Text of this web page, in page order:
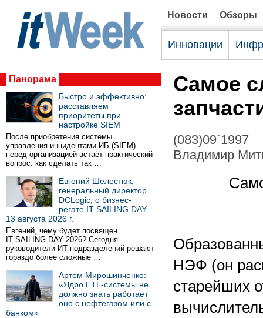
Новости Обзоры
Инновации
Панорама
Быстро и эффективно:
расставляем
приоритеты при
настройке SIEM
После приобретения системы
управления инцидентами ИБ (SIEM)
перед организацией встаёт практический
вопрос: как сделать так …
Евгений Шелестюк,
генеральный директор
DCLogic, о бизнес-
регате IT SAILING DAY,
13 августа 2026 г.
Евгений, чему будет посвящен
IT SAILING DAY 2026? Сегодня
руководители ИТ-подразделений решают
гораздо более сложные …
Артем Мирошинченко:
«Ядро ETL-системы не
должно знать работает
оно с нефтегазом или с
банком»
Самое
(083)09`1997
Владимир
НЭФ (он
старейших